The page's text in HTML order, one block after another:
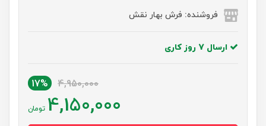
فروشنده: فرش بهار نقش
ارسال 7 روز کاری
4,950,000
17%
4,150,000 تومان